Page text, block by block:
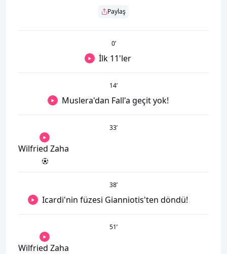
Paylaş
0’
İlk 11'ler
14’
Muslera'dan Fall'a geçit yok!
33’
Wilfried Zaha
38’
Icardi'nin füzesi Gianniotis'ten döndü!
51’
Wilfried Zaha